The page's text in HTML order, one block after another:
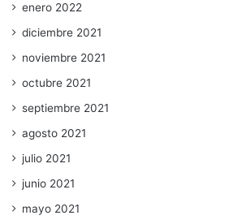
enero 2022
diciembre 2021
noviembre 2021
octubre 2021
septiembre 2021
agosto 2021
julio 2021
junio 2021
mayo 2021